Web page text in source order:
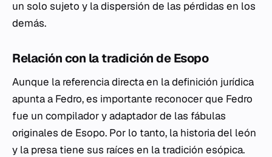
un solo sujeto y la dispersión de las pérdidas en los
demás.
Relación con la tradición de Esopo
Aunque la referencia directa en la definición jurídica
apunta a Fedro, es importante reconocer que Fedro
fue un compilador y adaptador de las fábulas
originales de Esopo. Por lo tanto, la historia del león
y la presa tiene sus raíces en la tradición esópica.